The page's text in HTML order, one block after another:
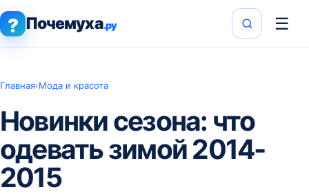
? Почемуха.ру ☰
Главная›Мода и красота
Новинки сезона: что
одевать зимой 2014-
2015